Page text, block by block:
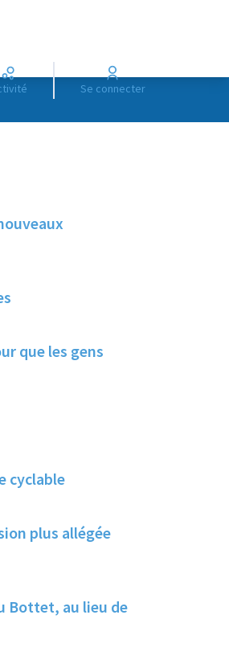
Se connecter
que les gens
cyclable
plus allégée
Bottet, au lieu de